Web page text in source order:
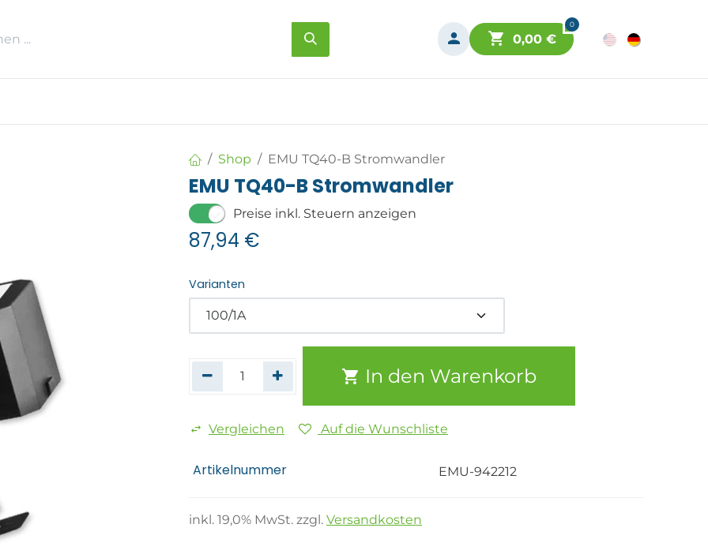
0
0,00€
Shop EMU TQ40-B Stromwandler
EMU TQ40-B Stromwandler
Preise inkl. Steuern anzeigen
87,94 €
Varianten
In den Warenkorb
Vergleichen Auf die Wunschliste
Artikelnummer EMU-942212
inkl. 19,0% MwSt. zzgl. Versandkosten